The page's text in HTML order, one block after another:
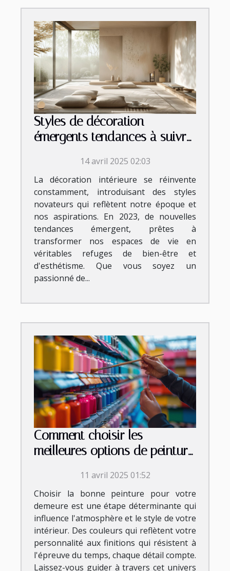
Styles de décoration
émergents tendances à suivre
14 avril 2025 02:03
La décoration intérieure se réinvente
constamment, introduisant des styles
novateurs qui reflètent notre époque et
nos aspirations. En 2023, de nouvelles
tendances émergent, prêtes à
transformer nos espaces de vie en
véritables refuges de bien-être et
d'esthétisme. Que vous soyez un
passionné de...
Comment choisir les
meilleures options de peinture
11 avril 2025 01:52
Choisir la bonne peinture pour votre
demeure est une étape déterminante qui
influence l'atmosphère et le style de votre
intérieur. Des couleurs qui reflètent votre
personnalité aux finitions qui résistent à
l'épreuve du temps, chaque détail compte.
Laissez-vous guider à travers cet univers